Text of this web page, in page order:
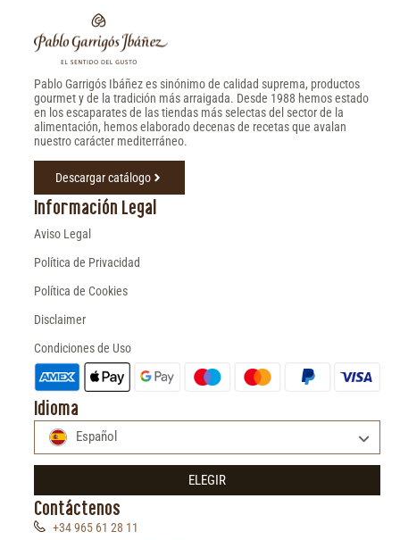
Pablo Garrigós Ibáñez es sinónimo de calidad suprema, productos
gourmet y de la tradición más arraigada. Desde 1988 hemos estado
en los escaparates de las tiendas más selectas del sector de la
alimentación, hemos elaborado decenas de recetas que avalan
nuestro carácter mediterráneo.
Descargar catálogo
Información Legal
Aviso Legal
Política de Privacidad
Política de Cookies
Disclaimer
Condiciones de Uso
Idioma
Español
ELEGIR
Contáctenos
+34 965 61 28 11